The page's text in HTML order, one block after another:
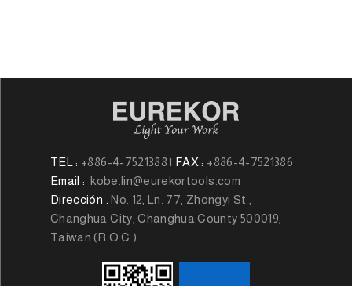
TEL : +886-4-7521388 | FAX : +886-4-7521386
Email : kobe.lin@eurekortools.com
Dirección :No. 12, Ln. 77, Zhongyi St.,
Changhua City, Changhua County 500019,
Taiwan (R.O.C.)